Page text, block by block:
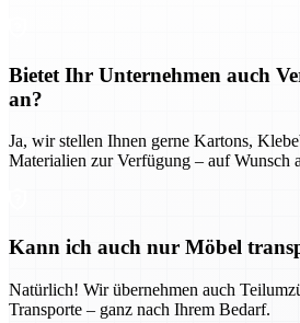
Bietet Ihr Unternehmen auch
an?
Ja, wir stellen Ihnen gerne Kartons,
Materialien zur Verfügung – auf Wunsch
Kann ich auch nur Möbel
Natürlich! Wir übernehmen auch
Transporte – ganz nach Ihrem Bedarf.